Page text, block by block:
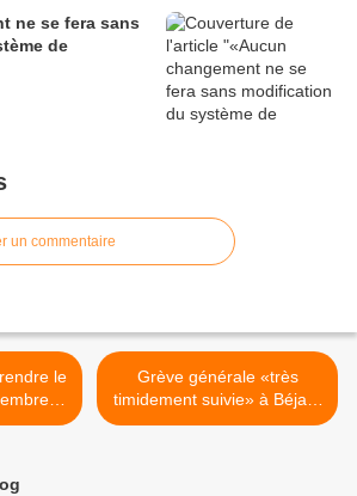
ne se fera sans
de
un commentaire
Grève générale «très
timidement suivie» à Béjaïa
>